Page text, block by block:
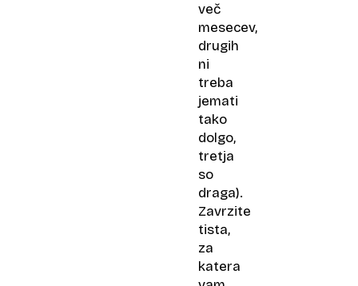
več
mesecev,
drugih
ni
treba
jemati
tako
dolgo,
tretja
so
draga).
Zavrzite
tista,
za
katera